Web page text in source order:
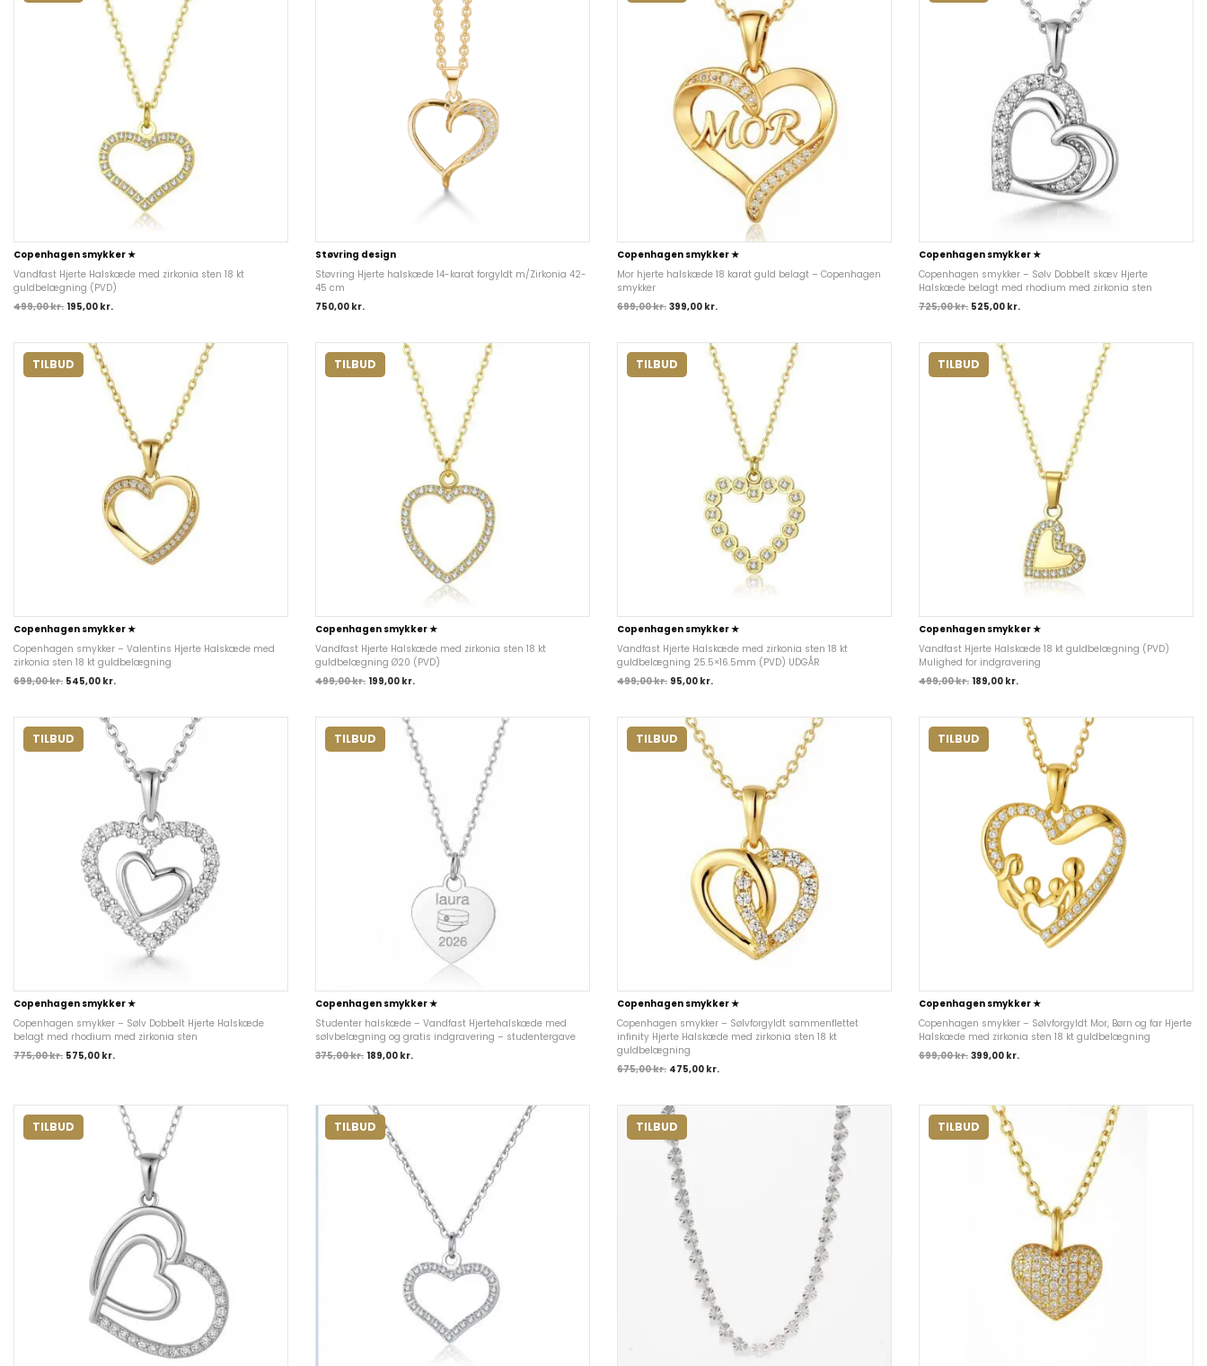
Copenhagen smykker ★
Vandfast Hjerte Halskæde med zirkonia sten 18 kt
guldbelægning (PVD)
499,00kr. 195,00 kr.
Støvring design
Støvring Hjerte halskæde 14-karat forgyldt m/Zirkonia 42-
45 cm
750,00 kr.
Copenhagen smykker ★
Mor hjerte halskæde 18 karat guld belagt – Copenhagen
smykker
699,00kr. 399,00 kr.
Copenhagen smykker ★
Copenhagen smykker – Sølv Dobbelt skæv Hjerte
Halskæde belagt med rhodium med zirkonia sten
725,00kr. 525,00 kr.
TILBUD
Copenhagen smykker ★
Copenhagen smykker – Valentins Hjerte Halskæde med
zirkonia sten 18 kt guldbelægning
699,00kr. 545,00 kr.
TILBUD
Copenhagen smykker ★
Vandfast Hjerte Halskæde med zirkonia sten 18 kt
guldbelægning Ø20 (PVD)
499,00kr. 199,00 kr.
TILBUD
Copenhagen smykker ★
Vandfast Hjerte Halskæde med zirkonia sten 18 kt
guldbelægning 25.5×16.5mm (PVD) UDGÅR
499,00kr. 95,00 kr.
TILBUD
Copenhagen smykker ★
Vandfast Hjerte Halskæde 18 kt guldbelægning (PVD)
Mulighed for indgravering
499,00kr. 189,00 kr.
TILBUD
Copenhagen smykker ★
Copenhagen smykker – Sølv Dobbelt Hjerte Halskæde
belagt med rhodium med zirkonia sten
775,00kr. 575,00 kr.
TILBUD
Copenhagen smykker ★
Studenter halskæde – Vandfast Hjertehalskæde med
sølvbelægning og gratis indgravering – studentergave
375,00kr. 189,00 kr.
TILBUD
Copenhagen smykker ★
Copenhagen smykker – Sølvforgyldt sammenflettet
infinity Hjerte Halskæde med zirkonia sten 18 kt
guldbelægning
675,00kr. 475,00 kr.
TILBUD
Copenhagen smykker ★
Copenhagen smykker – Sølvforgyldt Mor, Børn og far Hjerte
Halskæde med zirkonia sten 18 kt guldbelægning
699,00kr. 399,00 kr.
TILBUD TILBUD TILBUD TILBUD